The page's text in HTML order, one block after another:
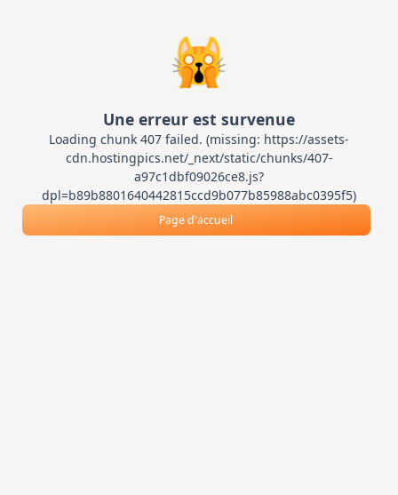
🙀
Une erreur est survenue
Loading chunk 407 failed. (missing: https://assets-
cdn.hostingpics.net/_next/static/chunks/407-
a97c1dbf09026ce8.js?
dpl=b89b8801640442815ccd9b077b85988abc0395f5)
Page d'accueil